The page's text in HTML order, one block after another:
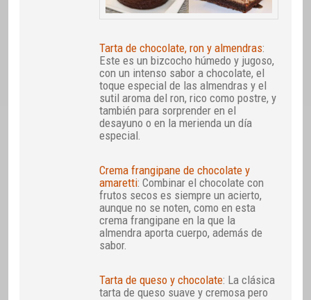
Tarta de chocolate, ron y almendras:
Este es un bizcocho húmedo y jugoso,
con un intenso sabor a chocolate, el
toque especial de las almendras y el
sutil aroma del ron, rico como postre, y
también para sorprender en el
desayuno o en la merienda un día
especial.
Crema frangipane de chocolate y
amaretti: Combinar el chocolate con
frutos secos es siempre un acierto,
aunque no se noten, como en esta
crema frangipane en la que la
almendra aporta cuerpo, además de
sabor.
Tarta de queso y chocolate: La clásica
tarta de queso suave y cremosa pero